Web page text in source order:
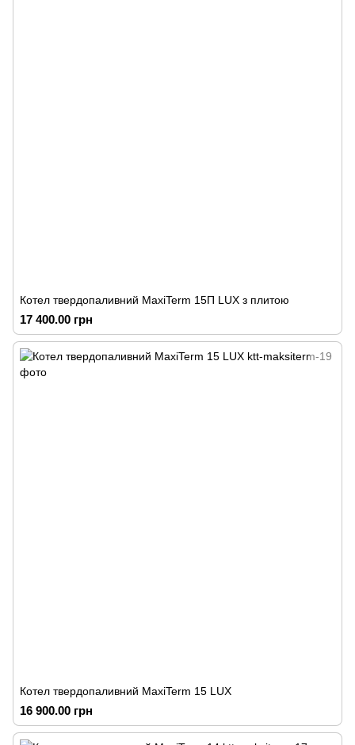
Котел твердопаливний MaxiTerm 15П LUX з плитою
17 400.00 грн
Котел твердопаливний MaxiTerm 15 LUX
16 900.00 грн